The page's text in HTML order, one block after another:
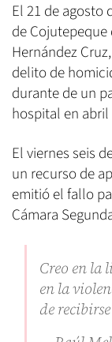
El 21 de agosto
de Cojutepeque
Hernández
delito de
durante de un
hospital en abril
El viernes seis
un recurso de
emitió el fallo
Cámara
Creo en la
en la
de